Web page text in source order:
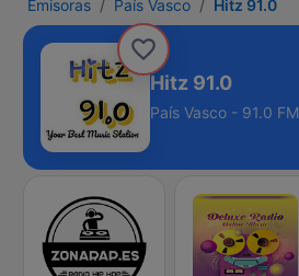
Emisoras País Vasco Hitz 91.0
Hitz 91.0
País Vasco - 91.0 FM